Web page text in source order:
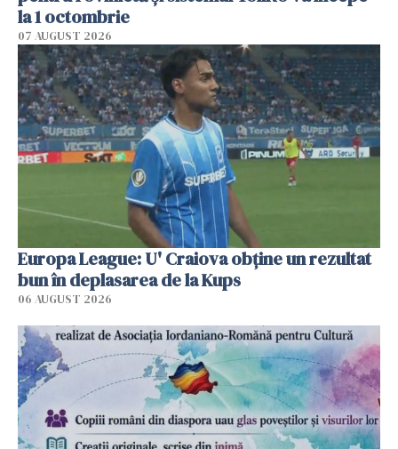
la 1 octombrie
07 AUGUST 2026
Europa League: U' Craiova obține un rezultat
bun în deplasarea de la Kups
06 AUGUST 2026